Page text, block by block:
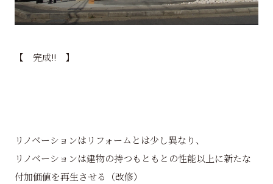
【 完成!! 】
リノベーションはリフォームとは少し異なり、
リノベーションは建物の持つもともとの性能以上に新たな
付加価値を再生させる（改修）